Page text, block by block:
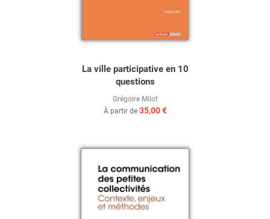
La ville participative en 10
questions
Grégoire Milot
À partir de 35,00 €